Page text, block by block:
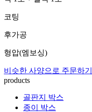
코팅
후가공
형압(엠보싱)
비슷한 사양으로 주문하기
products
골판지 박스
종이 박스